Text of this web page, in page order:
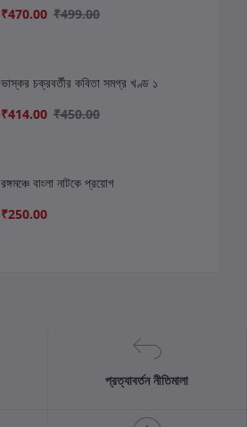
₹470.00 ₹499.00
ভাস্কর চক্রবর্তীর কবিতা সমগ্র খণ্ড ১
₹414.00 ₹450.00
রঙ্গমঞ্চে বাংলা নাটকে প্রয়োগ
₹250.00
প্রত্যাবর্তন নীতিমালা